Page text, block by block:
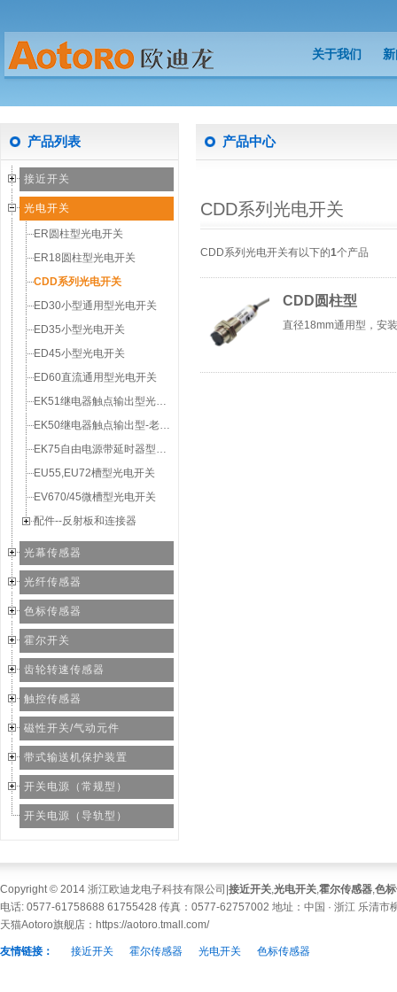
关于我们
产品列表
接近开关
光电开关
ER圆柱型光电开关
ER18圆柱型光电开关
CDD系列光电开关
ED30小型通用型光电开关
ED35小型光电开关
ED45小型光电开关
ED60直流通用型光电开关
EK51继电器触点输出型光电开关
EK50继电器触点输出型-老款经济型
EK75自由电源带延时器型光电开关
EU55,EU72槽型光电开关
EV670/45微槽型光电开关
配件--反射板和连接器
光幕传感器
光纤传感器
色标传感器
霍尔开关
齿轮转速传感器
触控传感器
磁性开关/气动元件
带式输送机保护装置
开关电源（常规型）
开关电源（导轨型）
产品中心
CDD系列光电开关
CDD系列光电开关有以下的1个产品
CDD圆柱型
直径18mm通用型，安
Copyright © 2014 浙江欧迪龙电子科技有限公司| 接近开关,光电开关,霍尔传感器,色
电话: 0577-61758688 61755428 传真：0577-62757002 地址：中国 · 浙江 乐清市
天猫Aotoro旗舰店： https://aotoro.tmall.com/
友情链接： 接近开关 霍尔传感器 光电开关 色标传感器